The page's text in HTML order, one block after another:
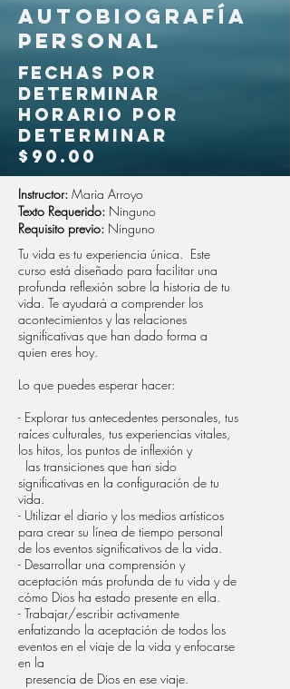
autobiografía
personal
FECHAS POR
DETERMINAR
HORARIO POR
DETERMINAR
$90.00
Instructor: Maria Arroyo
Texto Requerido: Ninguno
Requisito previo: Ninguno
Tu vida es tu experiencia única. Este
curso está diseñado para facilitar una
profunda reflexión sobre la historia de tu
vida. Te ayudará a comprender los
acontecimientos y las relaciones
significativas que han dado forma a
quien eres hoy.
Lo que puedes esperar hacer:
- Explorar tus antecedentes personales, tus
raíces culturales, tus experiencias vitales,
los hitos, los puntos de inflexión y
las transiciones que han sido
significativas en la configuración de tu
vida.
- Utilizar el diario y los medios artísticos
para crear su línea de tiempo personal
de los eventos significativos de la vida.
- Desarrollar una comprensión y
aceptación más profunda de tu vida y de
cómo Dios ha estado presente en ella.
- Trabajar/escribir activamente
enfatizando la aceptación de todos los
eventos en el viaje de la vida y enfocarse
en la
presencia de Dios en ese viaje.